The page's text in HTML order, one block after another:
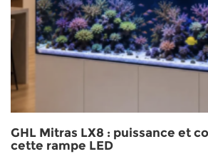
GHL Mitras LX8 : puissance et
cette rampe LED